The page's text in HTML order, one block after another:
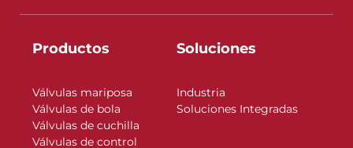
Productos
Válvulas mariposa
Válvulas de bola
Válvulas de cuchilla
Válvulas de control
Soluciones
Industria
Soluciones Integradas